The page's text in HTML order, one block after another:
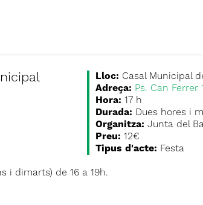
Lloc: Casal Municipal
Adreça: Ps. Can Ferrer
Hora: 17 h
Durada: Dues hores i
Organitza: Junta del
Preu: 12€
Tipus d'acte: Festa
i dimarts) de 16 a 19h.